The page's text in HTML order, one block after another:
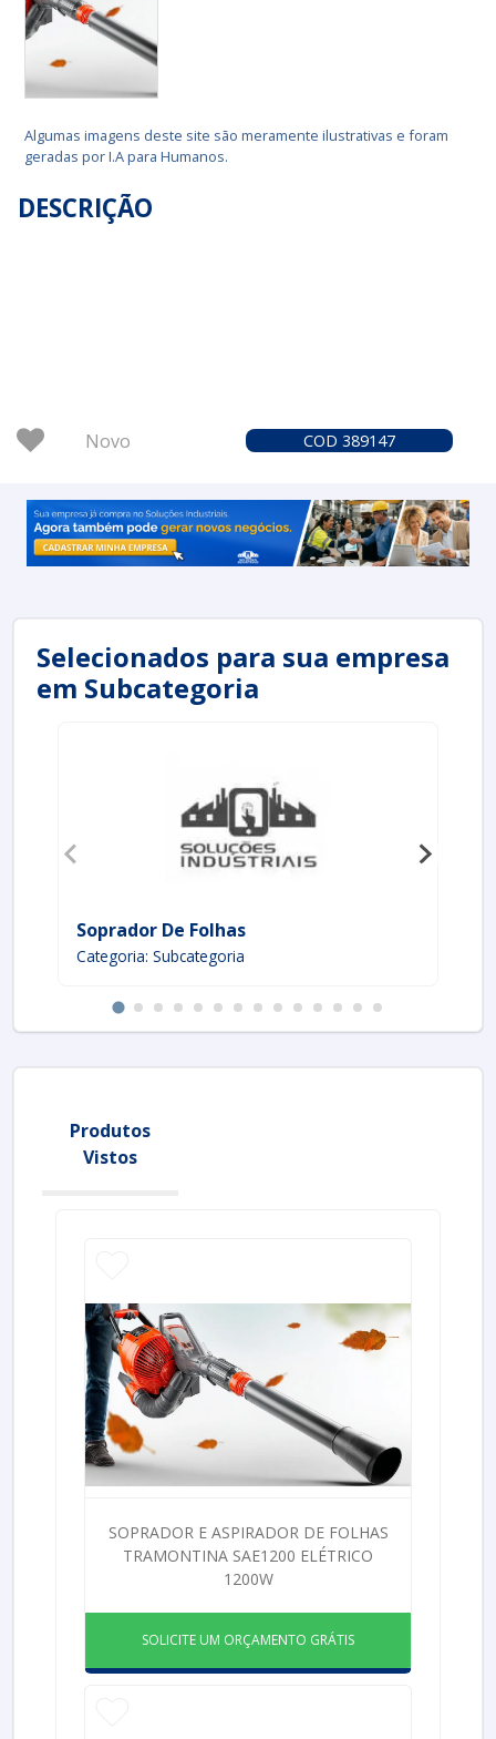
Algumas imagens deste site são meramente ilustrativas e foram
geradas por I.A para Humanos.
DESCRIÇÃO
Novo COD 389147
Selecionados para sua empresa
em Subcategoria
Soprador De Folhas
Categoria: Subcategoria
Produtos
Vistos
SOPRADOR E ASPIRADOR DE FOLHAS
TRAMONTINA SAE1200 ELÉTRICO
1200W
SOLICITE UM ORÇAMENTO GRÁTIS